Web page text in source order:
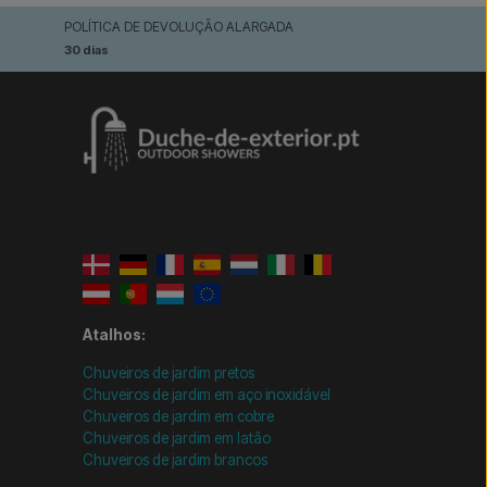
POLÍTICA DE DEVOLUÇÃO ALARGADA
30 dias
Atalhos:
Chuveiros de jardim pretos
Chuveiros de jardim em aço inoxidável
Chuveiros de jardim em cobre
Chuveiros de jardim em latão
Chuveiros de jardim brancos